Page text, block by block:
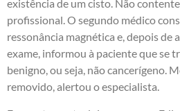
existência de um cisto. Não
profissional. O segundo médico
ressonância magnética e, depois de
exame, informou à paciente que se
benigno, ou seja, não cancerígeno.
removido, alertou o especialista.